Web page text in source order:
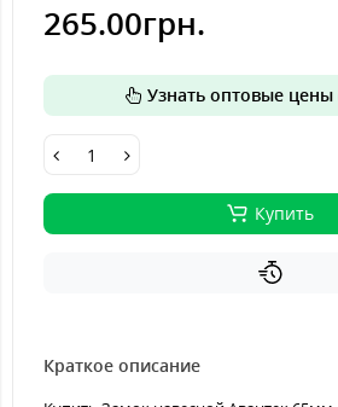
265.00грн.
Узнать оптовые цены
Купить
Краткое описание